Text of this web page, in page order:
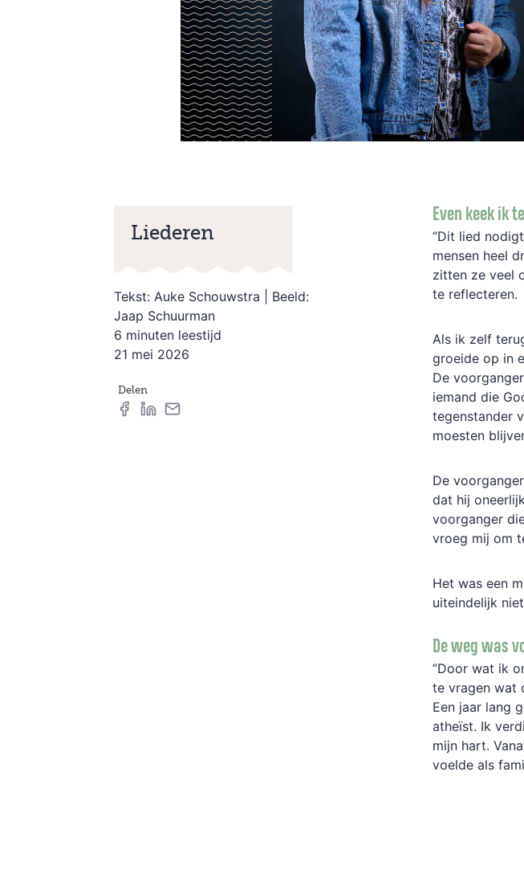
Even keek ik
“Dit lied
mensen heel
zitten ze veel
te reflecteren.
Als ik zelf
groeide op in
De
iemand die
tegenstander
moesten
De
dat hij
voorganger
vroeg mij om
Het was een
uiteindelijk
De weg was
“Door wat ik
te vragen wat
Een jaar lang
atheïst. Ik
mijn hart.
voelde als
Liederen
Tekst: Auke Schouwstra | Beeld:
Jaap Schuurman
6 minuten leestijd
21 mei 2026
Delen